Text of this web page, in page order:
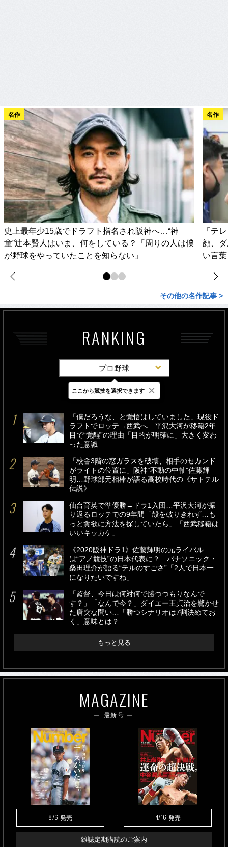
名作
史上最年少15歳でドラフト指名され阪神へ…“神
童”辻本賢人はいま、何をしている？「周りの人は僕
が野球をやっていたことを知らない」
名作
「テ
顔、
い言
その他の名作記事 >
RANKING
プロ野球
最新 24時間 週間
「僕だろうな、と覚悟はしていました」現役ド
ラフトでロッテ→西武へ…平沢大河が移籍2年
目で“覚醒”の理由「目的が明確に」大きく変わ
った意識
「校舎3階の窓ガラスを破壊、相手のセカンド
がライトの位置に」阪神“不動の中軸”佐藤輝
明…野球部元相棒が語る高校時代の《サトテル
伝説》
仙台育英で準優勝→ドラ1入団…平沢大河が振
り返るロッテでの9年間「殻を破りきれず…も
っと貪欲に方法を探していたら」「西武移籍は
いいキッカケ」
《2020阪神ドラ1》佐藤輝明の元ライバル
は“アノ競技”の日本代表に？…パナソニック・
桑田理介が語る“テルのすごさ”「2人で日本一
になりたいですね」
「監督、今日は何対何で勝つつもりなんで
す？」「なんで今？」ダイエー王貞治を驚かせ
た唐突な問い…「勝つシナリオは7割決めてお
く」意味とは？
もっと見る
MAGAZINE
最新号
8/6 発売 4/16 発売
雑誌定期購読のご案内
ここから競技を選択できます ×